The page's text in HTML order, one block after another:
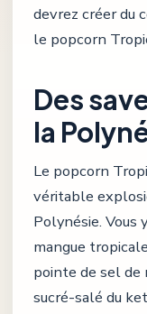
devrez créer du
le popcorn
Des
la
Le popcorn
véritable
Polynésie. Vous
mangue
pointe de sel
sucré-salé du